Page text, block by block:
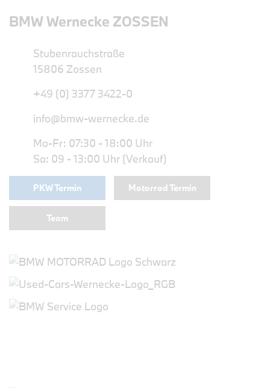
BMW Wernecke ZOSSEN
Stubenrauchstraße
15806 Zossen
+49 (0) 3377 3422-0
info@bmw-wernecke.de
Mo-Fr: 07:30 - 18:00 Uhr
Sa: 09 - 13:00 Uhr (Verkauf)
PKW Termin Motorrad Termin
Team